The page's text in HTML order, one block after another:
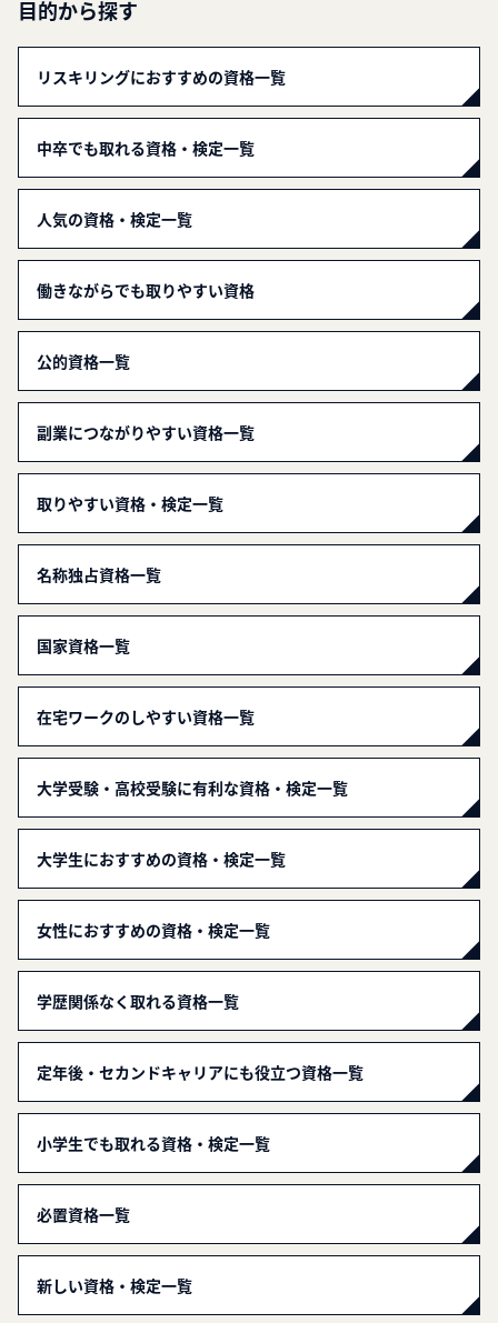
目的から探す
リスキリングにおすすめの資格一覧
中卒でも取れる資格・検定一覧
人気の資格・検定一覧
働きながらでも取りやすい資格
公的資格一覧
副業につながりやすい資格一覧
取りやすい資格・検定一覧
名称独占資格一覧
国家資格一覧
在宅ワークのしやすい資格一覧
大学受験・高校受験に有利な資格・検定一覧
大学生におすすめの資格・検定一覧
女性におすすめの資格・検定一覧
学歴関係なく取れる資格一覧
定年後・セカンドキャリアにも役立つ資格一覧
小学生でも取れる資格・検定一覧
必置資格一覧
新しい資格・検定一覧